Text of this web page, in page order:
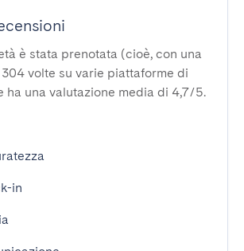
è stata prenotata (cioè, con una
volte su varie piattaforme di
ha una valutazione media di 4,7/5.
in